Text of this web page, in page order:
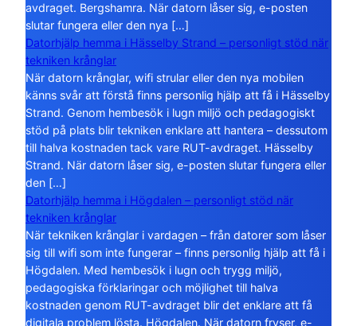
avdraget. Bergshamra. När datorn låser sig, e-posten
slutar fungera eller den nya […]
Datorhjälp hemma i Hässelby Strand – personligt stöd när
tekniken krånglar
När datorn krånglar, wifi strular eller den nya mobilen
känns svår att förstå finns personlig hjälp att få i Hässelby
Strand. Genom hembesök i lugn miljö och pedagogiskt
stöd på plats blir tekniken enklare att hantera – dessutom
till halva kostnaden tack vare RUT-avdraget. Hässelby
Strand. När datorn låser sig, e-posten slutar fungera eller
den […]
Datorhjälp hemma i Högdalen – personligt stöd när
tekniken krånglar
När tekniken krånglar i vardagen – från datorer som låser
sig till wifi som inte fungerar – finns personlig hjälp att få i
Högdalen. Med hembesök i lugn och trygg miljö,
pedagogiska förklaringar och möjlighet till halva
kostnaden genom RUT-avdraget blir det enklare att få
digitala problem lösta. Högdalen. När datorn fryser, e-